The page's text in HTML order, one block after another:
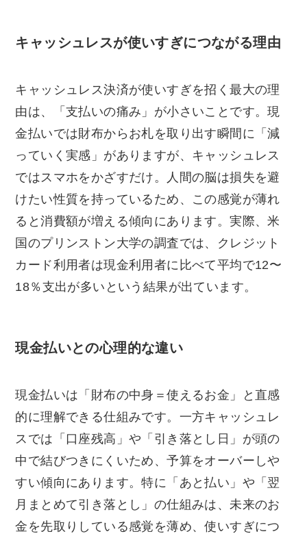
キャッシュレスが使いすぎにつながる理由
キャッシュレス決済が使いすぎを招く最大の理
由は、「支払いの痛み」が小さいことです。現
金払いでは財布からお札を取り出す瞬間に「減
っていく実感」がありますが、キャッシュレス
ではスマホをかざすだけ。人間の脳は損失を避
けたい性質を持っているため、この感覚が薄れ
ると消費額が増える傾向にあります。実際、米
国のプリンストン大学の調査では、クレジット
カード利用者は現金利用者に比べて平均で12〜
18％支出が多いという結果が出ています。
現金払いとの心理的な違い
現金払いは「財布の中身＝使えるお金」と直感
的に理解できる仕組みです。一方キャッシュレ
スでは「口座残高」や「引き落とし日」が頭の
中で結びつきにくいため、予算をオーバーしや
すい傾向にあります。特に「あと払い」や「翌
月まとめて引き落とし」の仕組みは、未来のお
金を先取りしている感覚を薄め、使いすぎにつ